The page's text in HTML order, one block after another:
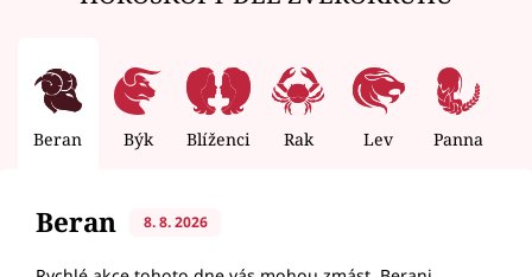
Beran Býk Blíženci Rak Lev Panna
Beran 8. 8. 2026